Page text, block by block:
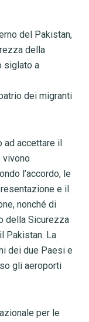
del Pakistan,
della
siglato a
dei migranti
ad accettare il
vivono
l’accordo, le
e il
nonché di
della Sicurezza
Pakistan. La
dei due Paesi e
gli aeroporti
per le